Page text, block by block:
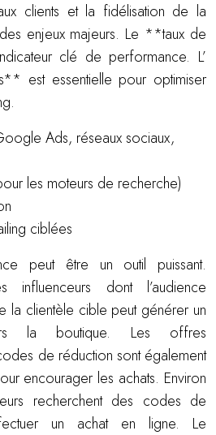
clients et la fidélisation de la
enjeux majeurs. Le **taux de
clé de performance. L’
est essentielle pour optimiser
Ads, réseaux sociaux,
les moteurs de recherche)
ciblées
peut être un outil puissant.
dont l’audience
la clientèle cible peut générer un
la boutique. Les offres
de réduction sont également
encourager les achats. Environ
recherchent des codes de
un achat en ligne. Le